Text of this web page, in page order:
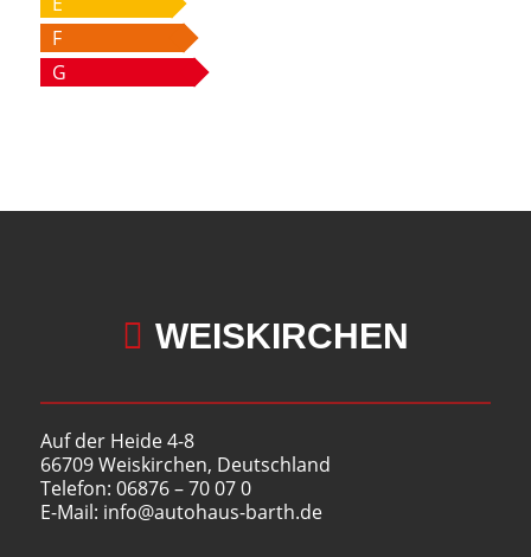
F
G
 WEISKIRCHEN
Auf der Heide 4-8
66709 Weiskirchen, Deutschland
Telefon: 06876 – 70 07 0
E-Mail: info@autohaus-barth.de